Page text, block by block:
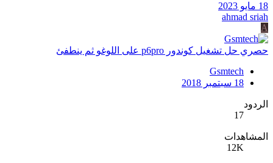
18 مايو 2023
ahmad sriah
A
حصري حل تشغيل كوندور p6pro على اللوغو ثم ينطفئ
Gsmtech
18 سبتمبر 2018
الردود
17
المشاهدات
12K